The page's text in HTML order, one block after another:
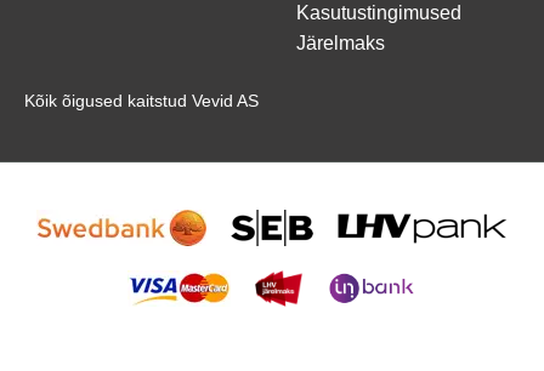
Kasutustingimused
Järelmaks
Kõik õigused kaitstud Vevid AS